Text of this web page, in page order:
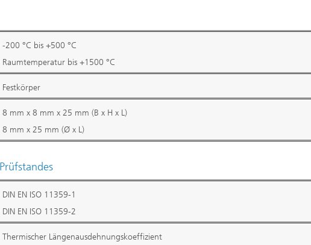
-200 °C bis +500 °C
Raumtemperatur bis +1500 °C
Festkörper
8 mm x 8 mm x 25 mm (B x H x L)
8 mm x 25 mm (Ø x L)
DIN EN ISO 11359-1
DIN EN ISO 11359-2
Thermischer Längenausdehnungskoeffizient